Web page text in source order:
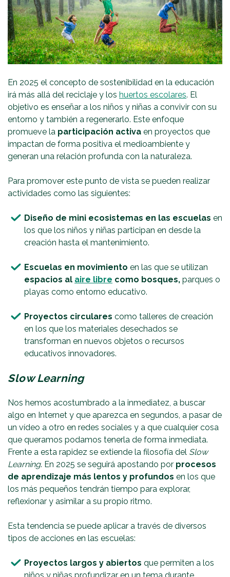
En 2025 el concepto de sostenibilidad en la educación
irá más allá del reciclaje y los huertos escolares. El
objetivo es enseñar a los niños y niñas a convivir con su
entorno y también a regenerarlo. Este enfoque
promueve la participación activa en proyectos que
impactan de forma positiva el medioambiente y
generan una relación profunda con la naturaleza.
Para promover este punto de vista se pueden realizar
actividades como las siguientes:
Diseño de mini ecosistemas en las escuelas en
los que los niños y niñas participan en desde la
creación hasta el mantenimiento.
Escuelas en movimiento en las que se utilizan
espacios al aire libre como bosques, parques o
playas como entorno educativo.
Proyectos circulares como talleres de creación
en los que los materiales desechados se
transforman en nuevos objetos o recursos
educativos innovadores.
Slow Learning
Nos hemos acostumbrado a la inmediatez, a buscar
algo en Internet y que aparezca en segundos, a pasar de
un vídeo a otro en redes sociales y a que cualquier cosa
que queramos podamos tenerla de forma inmediata.
Frente a esta rapidez se extiende la filosofía del Slow
Learning. En 2025 se seguirá apostando por procesos
de aprendizaje más lentos y profundos en los que
los más pequeños tendrán tiempo para explorar,
reflexionar y asimilar a su propio ritmo.
Esta tendencia se puede aplicar a través de diversos
tipos de acciones en las escuelas:
Proyectos largos y abiertos que permiten a los